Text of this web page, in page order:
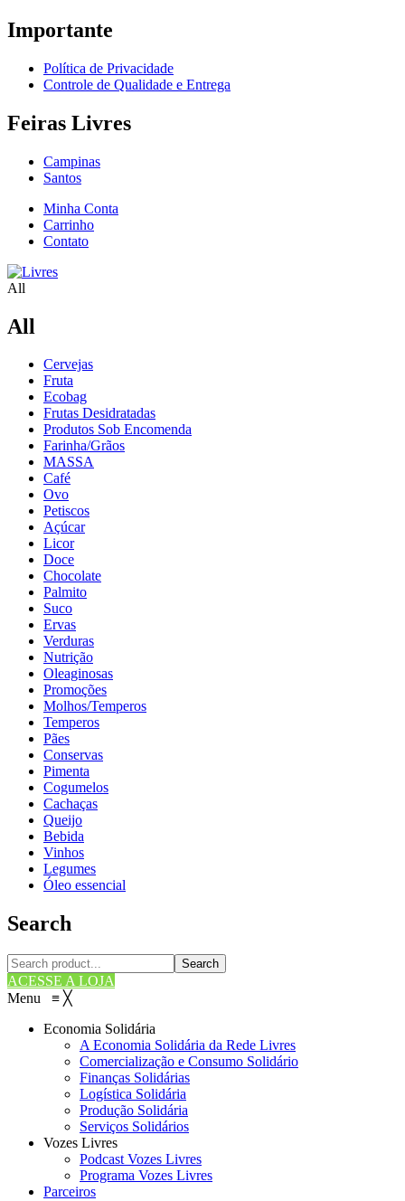
Importante
Política de Privacidade
Controle de Qualidade e Entrega
Feiras Livres
Campinas
Santos
Minha Conta
Carrinho
Contato
All
All
Cervejas
Fruta
Ecobag
Frutas Desidratadas
Produtos Sob Encomenda
Farinha/Grãos
MASSA
Café
Ovo
Petiscos
Açúcar
Licor
Doce
Chocolate
Palmito
Suco
Ervas
Verduras
Nutrição
Oleaginosas
Promoções
Molhos/Temperos
Temperos
Pães
Conservas
Pimenta
Cogumelos
Cachaças
Queijo
Bebida
Vinhos
Legumes
Óleo essencial
Search
Search
ACESSE A LOJA
Menu ≡ ╳
Economia Solidária
A Economia Solidária da Rede Livres
Comercialização e Consumo Solidário
Finanças Solidárias
Logística Solidária
Produção Solidária
Serviços Solidários
Vozes Livres
Podcast Vozes Livres
Programa Vozes Livres
Parceiros